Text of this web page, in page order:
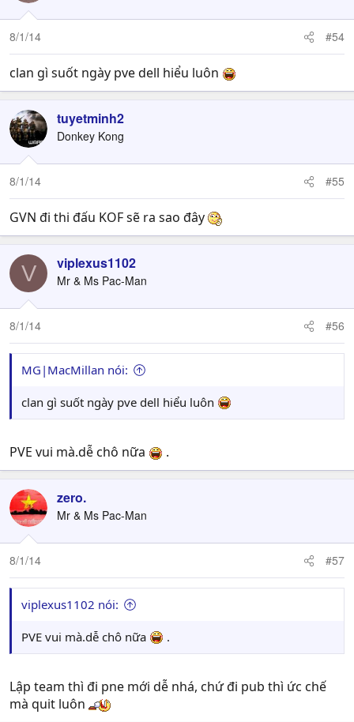
8/1/14 #54
clan gì suốt ngày pve dell hiểu luôn
tuyetminh2
Donkey Kong
8/1/14 #55
GVN đi thi đấu KOF sẽ ra sao đây
V viplexus1102
Mr & Ms Pac-Man
8/1/14 #56
MG|MacMillan nói:
clan gì suốt ngày pve dell hiểu luôn
PVE vui mà.dễ chô nữa .
zero.
Mr & Ms Pac-Man
8/1/14 #57
viplexus1102 nói:
PVE vui mà.dễ chô nữa .
Lập team thì đi pne mới dễ nhá, chứ đi pub thì ức chế
mà quit luôn